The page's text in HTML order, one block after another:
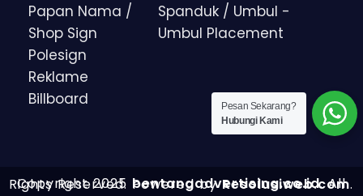
Papan Nama /
Shop Sign
Polesign
Reklame
Billboard
Spanduk / Umbul -
Umbul Placement
Copyright 2025 bentangadvertising.co.id
. All Rights Reserved. Powered byResolusiweb.com.
Pesan Sekarang?
Hubungi Kami